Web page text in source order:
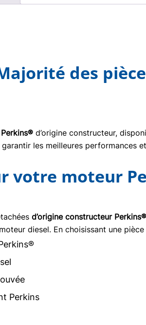
des
d’origine constructeur,
les meilleures performances
votre moteur
d’origine constructeur Perkins®
diesel. En choisissant une
Perkins